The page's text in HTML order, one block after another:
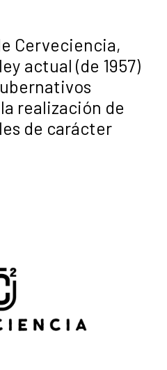
Cerveciencia,
actual (de 1957)
realización de
de carácter